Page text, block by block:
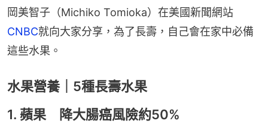
岡美智子（Michiko Tomioka）在美國新聞網站
CNBC就向大家分享，為了長壽，自己會在家中必備
這些水果。
水果營養｜5種長壽水果
1. 蘋果 降大腸癌風險約50%